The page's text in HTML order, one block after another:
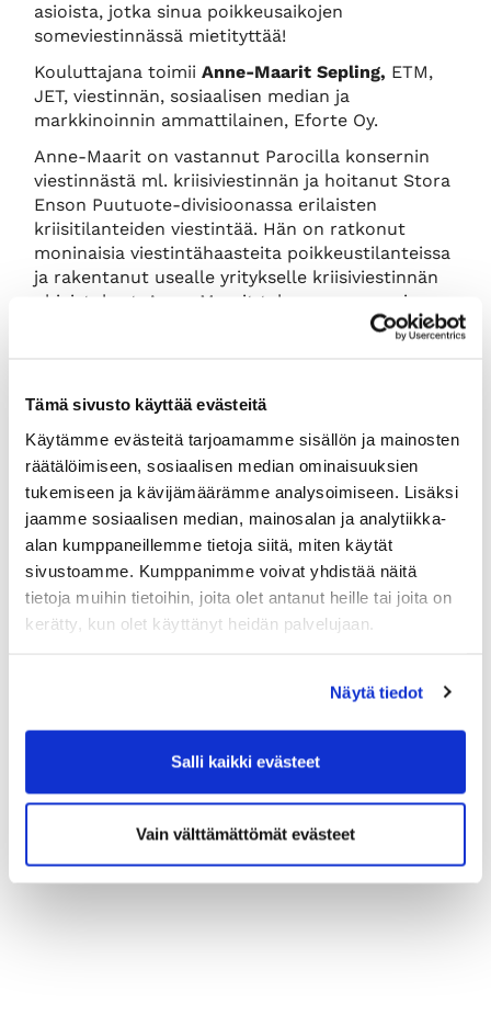
Tämä sivusto käyttää evästeitä
Käytämme evästeitä tarjoamamme sisällön ja mainosten
räätälöimiseen, sosiaalisen median ominaisuuksien
tukemiseen ja kävijämäärämme analysoimiseen. Lisäksi
jaamme sosiaalisen median, mainosalan ja analytiikka-
alan kumppaneillemme tietoja siitä, miten käytät
sivustoamme. Kumppanimme voivat yhdistää näitä
tietoja muihin tietoihin, joita olet antanut heille tai joita on
kerätty, kun olet käyttänyt heidän palvelujaan.
Näytä tiedot
Salli kaikki evästeet
Vain välttämättömät evästeet
asioista, jotka sinua poikkeusaikojen
someviestinnässä mietityttää!
Kouluttajana toimii Anne-Maarit Sepling, ETM,
JET, viestinnän, sosiaalisen median ja
markkinoinnin ammattilainen, Eforte Oy.
Anne-Maarit on vastannut Parocilla konsernin
viestinnästä ml. kriisiviestinnän ja hoitanut Stora
Enson Puutuote-divisioonassa erilaisten
kriisitilanteiden viestintää. Hän on ratkonut
moninaisia viestintähaasteita poikkeustilanteissa
ja rakentanut usealle yritykselle kriisiviestinnän
ohjeistukset. Anne-Maarit tekee somen parissa
tekee päivittäin työtä Suomen suurimman
someviestinnän kiemuroissa.
Osallistumismaksu:
Hinta 190€ + alv24%, kauppakamarin
jäsenetuhinta 120 €/henkilö + alv 24 %
Ilmoittautuneet saavat sähköpostitse linkin
webinaariin ennen koulutusta. Esitysmateriaali
lähetetään osallistujille sähköpostitse webinaarin
jälkeen.
ILMOITTAUDU TÄSTÄ LINKISTÄ